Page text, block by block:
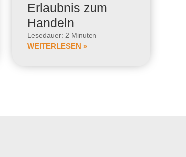
Erlaubnis zum
Handeln
Lesedauer: 2 Minuten
WEITERLESEN »